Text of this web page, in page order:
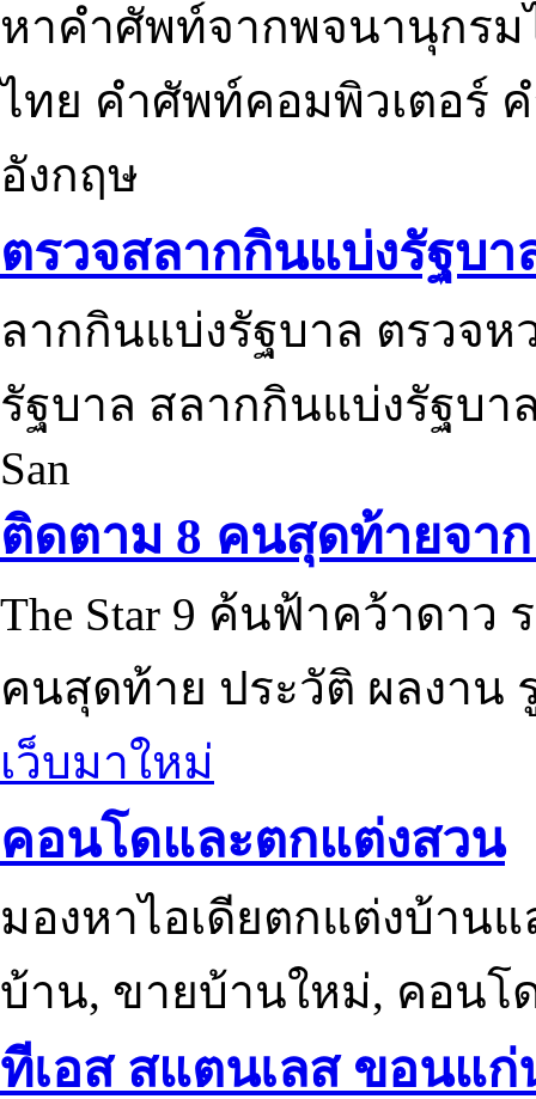
หาคำศัพท์จากพจนานุกรม
ไทย คำศัพท์คอมพิวเตอร์
อังกฤษ
ตรวจสลากกินแบ่งรัฐบา
ลากกินแบ่งรัฐบาล ตรวจ
รัฐบาล สลากกินแบ่งรัฐบา
San
ติดตาม 8 คนสุดท้ายจาก
The Star 9 ค้นฟ้าคว้าดาว
คนสุดท้าย ประวัติ ผลงาน
เว็บมาใหม่
คอนโดและตกแต่งสวน
มองหาไอเดียตกแต่งบ้าน
บ้าน, ขายบ้านใหม่, คอนโ
ทีเอส สแตนเลส ขอนแก่